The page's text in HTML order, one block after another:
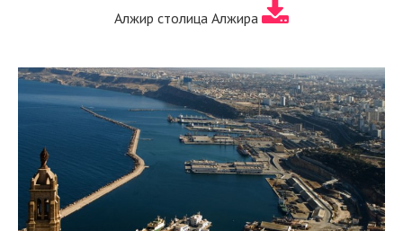
Алжир столица Алжира